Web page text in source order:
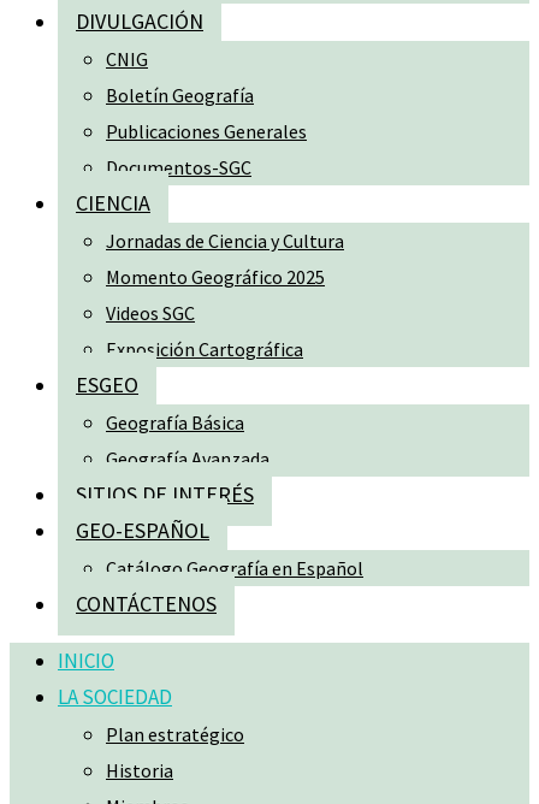
DIVULGACIÓN
CNIG
Boletín Geografía
Publicaciones Generales
Documentos-SGC
CIENCIA
Jornadas de Ciencia y Cultura
Momento Geográfico 2025
Videos SGC
Exposición Cartográfica
ESGEO
Geografía Básica
Geografía Avanzada
SITIOS DE INTERÉS
GEO-ESPAÑOL
Catálogo Geografía en Español
CONTÁCTENOS
INICIO
LA SOCIEDAD
Plan estratégico
Historia